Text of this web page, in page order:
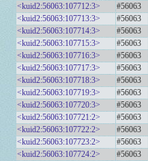
<kuid2:56063:107712:3>
#56063
<kuid2:56063:107713:3>
#56063
<kuid2:56063:107714:3>
#56063
<kuid2:56063:107715:3>
#56063
<kuid2:56063:107716:3>
#56063
<kuid2:56063:107717:3>
#56063
<kuid2:56063:107718:3>
#56063
<kuid2:56063:107719:3>
#56063
<kuid2:56063:107720:3>
#56063
<kuid2:56063:107721:2>
#56063
<kuid2:56063:107722:2>
#56063
<kuid2:56063:107723:2>
#56063
<kuid2:56063:107724:2>
#56063